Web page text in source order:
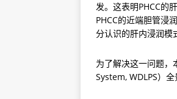
发。这表明PHCC的
PHCC的近端胆管浸
分认识的肝内浸润模
为了解决这一问题
System, WDLPS）